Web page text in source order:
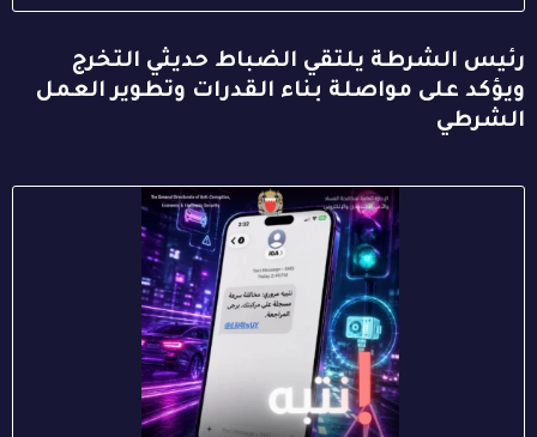
رئيس الشرطة يلتقي الضباط حديثي التخرج
ويؤكد على مواصلة بناء القدرات وتطوير العمل
الشرطي